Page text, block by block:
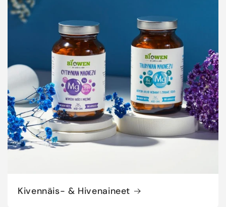
Kivennäis- & Hivenaineet